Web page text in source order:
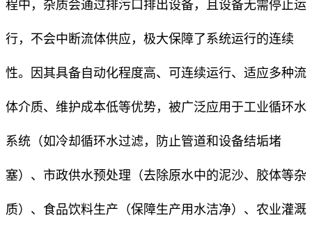
程中，杂质会通过排污口排出设备，且设备无需停止运
行，不会中断流体供应，极大保障了系统运行的连续
性。因其具备自动化程度高、可连续运行、适应多种流
体介质、维护成本低等优势，被广泛应用于工业循环水
系统（如冷却循环水过滤，防止管道和设备结垢堵
塞）、市政供水预处理（去除原水中的泥沙、胶体等杂
质）、食品饮料生产（保障生产用水洁净）、农业灌溉